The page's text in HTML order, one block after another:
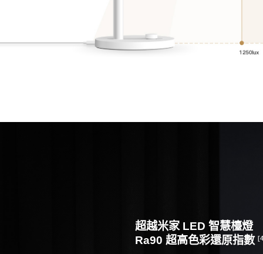
超越米家 LED 智慧檯燈
Ra90 超高色彩還原指數